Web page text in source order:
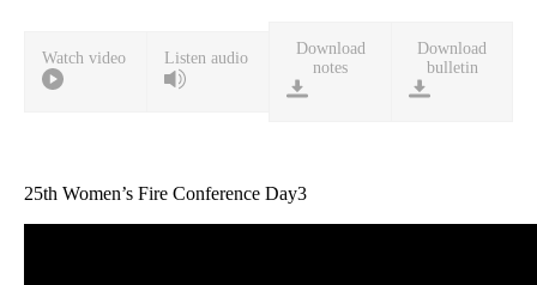
Watch video Listen audio
Download
notes
Download
bulletin
25th Women’s Fire Conference Day3